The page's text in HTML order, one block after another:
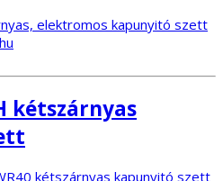
kétszárnyas